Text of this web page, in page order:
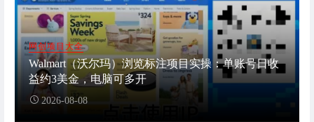
网创项目大全
Walmart（沃尔玛）浏览标注项目实操：单账号日收
益约3美金，电脑可多开
2026-08-08